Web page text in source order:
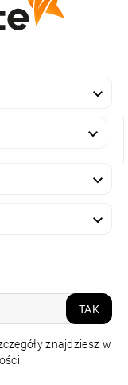




TAK
znajdziesz w